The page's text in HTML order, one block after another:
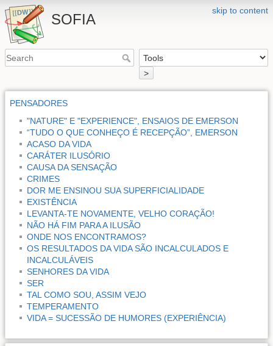
skip to content
SOFIA
>
PENSADORES
"NATURE" E "EXPERIENCE", ENSAIOS DE EMERSON
“TUDO O QUE CONHEÇO É RECEPÇÃO”, EMERSON
ACASO DA VIDA
CARÁTER ILUSÓRIO
CAUSA DA SENSAÇÃO
CRIMES
DOR ME ENSINOU SUA SUPERFICIALIDADE
EXISTÊNCIA
LEVANTA-TE NOVAMENTE, VELHO CORAÇÃO!
NÃO HÁ FIM PARA A ILUSÃO
ONDE NOS ENCONTRAMOS?
OS RESULTADOS DA VIDA SÃO INCALCULADOS E
INCALCULÁVEIS
SENHORES DA VIDA
SER
TAL COMO SOU, ASSIM VEJO
TEMPERAMENTO
VIDA = SUCESSÃO DE HUMORES (EXPERIÊNCIA)